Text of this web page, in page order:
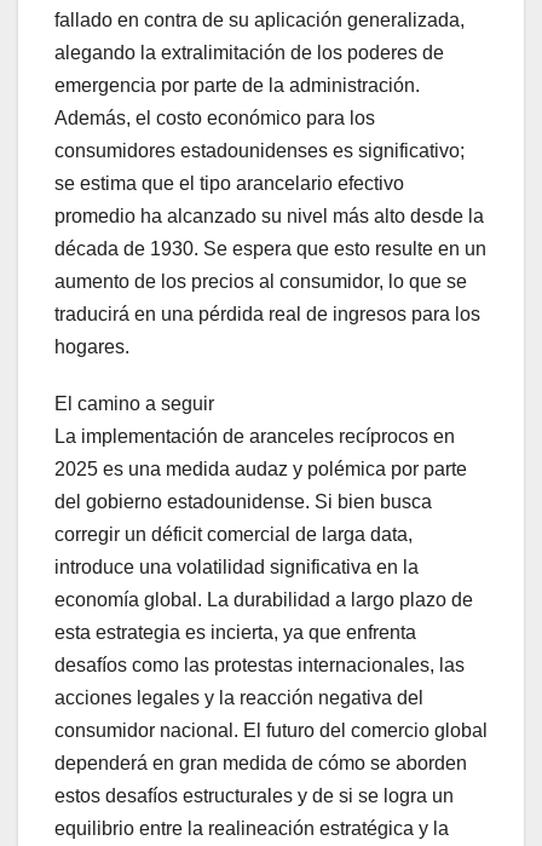
fallado en contra de su aplicación generalizada,
alegando la extralimitación de los poderes de
emergencia por parte de la administración.
Además, el costo económico para los
consumidores estadounidenses es significativo;
se estima que el tipo arancelario efectivo
promedio ha alcanzado su nivel más alto desde la
década de 1930. Se espera que esto resulte en un
aumento de los precios al consumidor, lo que se
traducirá en una pérdida real de ingresos para los
hogares.
El camino a seguir
La implementación de aranceles recíprocos en
2025 es una medida audaz y polémica por parte
del gobierno estadounidense. Si bien busca
corregir un déficit comercial de larga data,
introduce una volatilidad significativa en la
economía global. La durabilidad a largo plazo de
esta estrategia es incierta, ya que enfrenta
desafíos como las protestas internacionales, las
acciones legales y la reacción negativa del
consumidor nacional. El futuro del comercio global
dependerá en gran medida de cómo se aborden
estos desafíos estructurales y de si se logra un
equilibrio entre la realineación estratégica y la